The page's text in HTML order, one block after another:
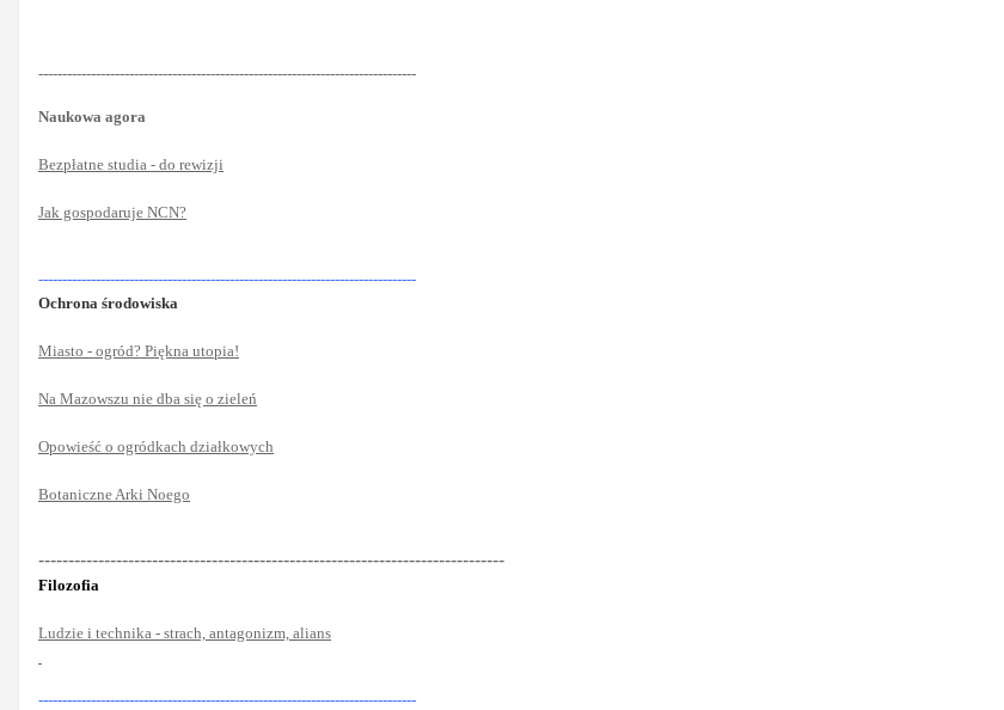
-------------------------------------------------------------------------------
Naukowa agora
Bezpłatne studia - do rewizji
Jak gospodaruje NCN?
-------------------------------------------------------------------------------
Ochrona środowiska
Miasto - ogród? Piękna utopia!
Na Mazowszu nie dba się o zieleń
Opowieść o ogródkach działkowych
Botaniczne Arki Noego
------------------------------------------------------------------------------
Filozofia
Ludzie i technika - strach, antagonizm, alians
-------------------------------------------------------------------------------